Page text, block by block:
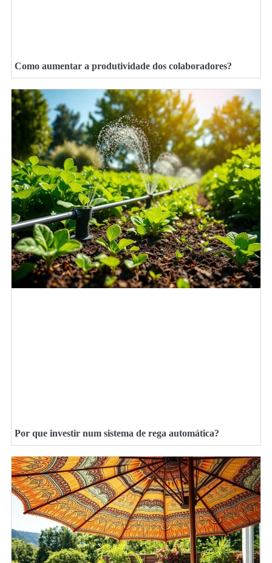
Como aumentar a produtividade dos colaboradores?
Por que investir num sistema de rega automática?